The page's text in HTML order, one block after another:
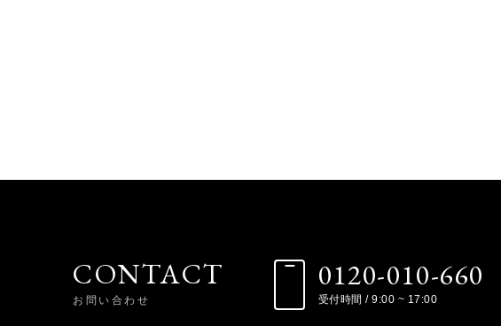
CONTACT
お問い合わせ
0120-010-660
受付時間 / 9:00 ~ 17:00